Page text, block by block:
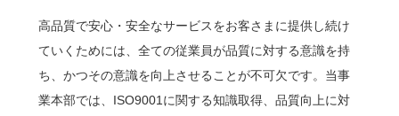
高品質で安心・安全なサービスをお客さまに提供し続け
ていくためには、全ての従業員が品質に対する意識を持
ち、かつその意識を向上させることが不可欠です。当事
業本部では、ISO9001に関する知識取得、品質向上に対